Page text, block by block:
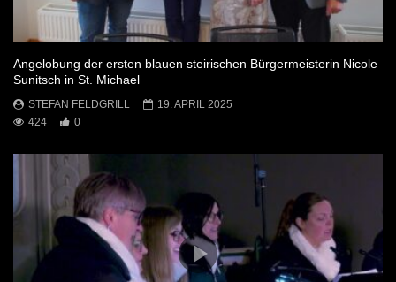
Angelobung der ersten blauen steirischen Bürgermeisterin Nicole
Sunitsch in St. Michael
STEFAN FELDGRILL
19. APRIL 2025
424
0